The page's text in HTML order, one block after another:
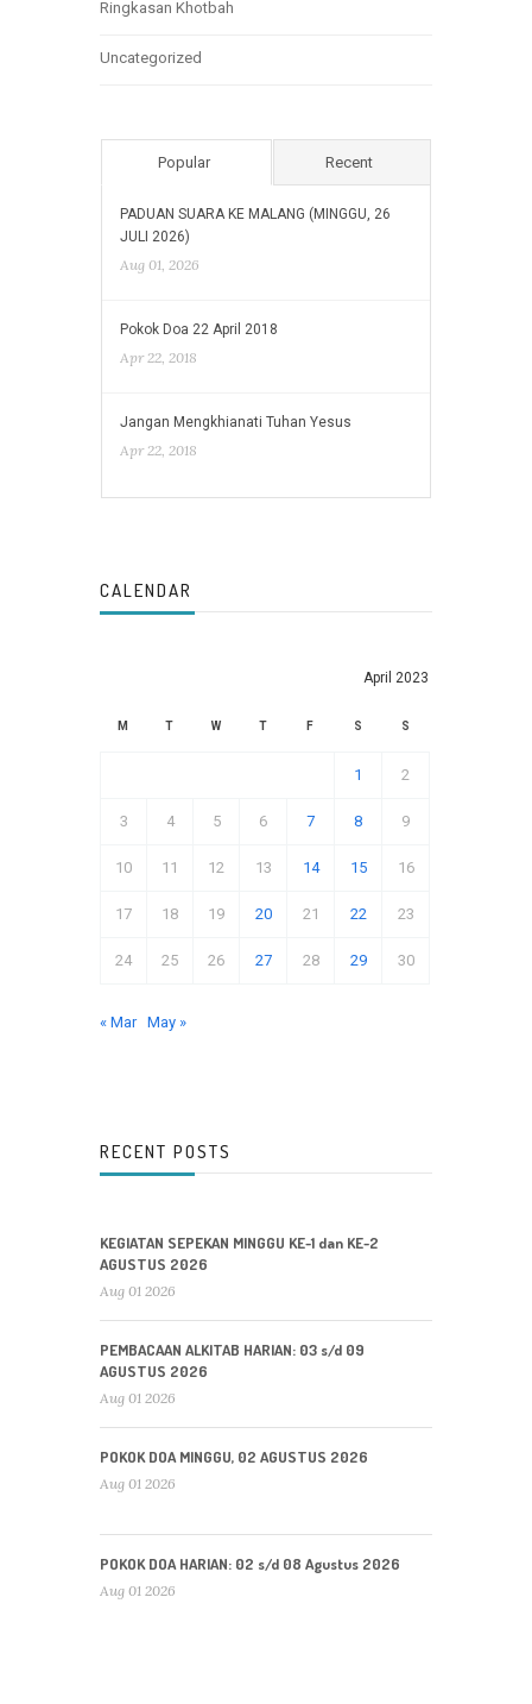
Ringkasan Khotbah
Uncategorized
Popular Recent
PADUAN SUARA KE MALANG (MINGGU, 26
JULI 2026)
Aug 01, 2026
Pokok Doa 22 April 2018
Apr 22, 2018
Jangan Mengkhianati Tuhan Yesus
Apr 22, 2018
CALENDAR
April 2023
M T W T F S S
1 2
3 4 5 6 7 8 9
10 11 12 13 14 15 16
17 18 19 20 21 22 23
24 25 26 27 28 29 30
« Mar May »
RECENT POSTS
KEGIATAN SEPEKAN MINGGU KE-1 dan KE-2
AGUSTUS 2026
Aug 01 2026
PEMBACAAN ALKITAB HARIAN: 03 s/d 09
AGUSTUS 2026
Aug 01 2026
POKOK DOA MINGGU, 02 AGUSTUS 2026
Aug 01 2026
POKOK DOA HARIAN: 02 s/d 08 Agustus 2026
Aug 01 2026